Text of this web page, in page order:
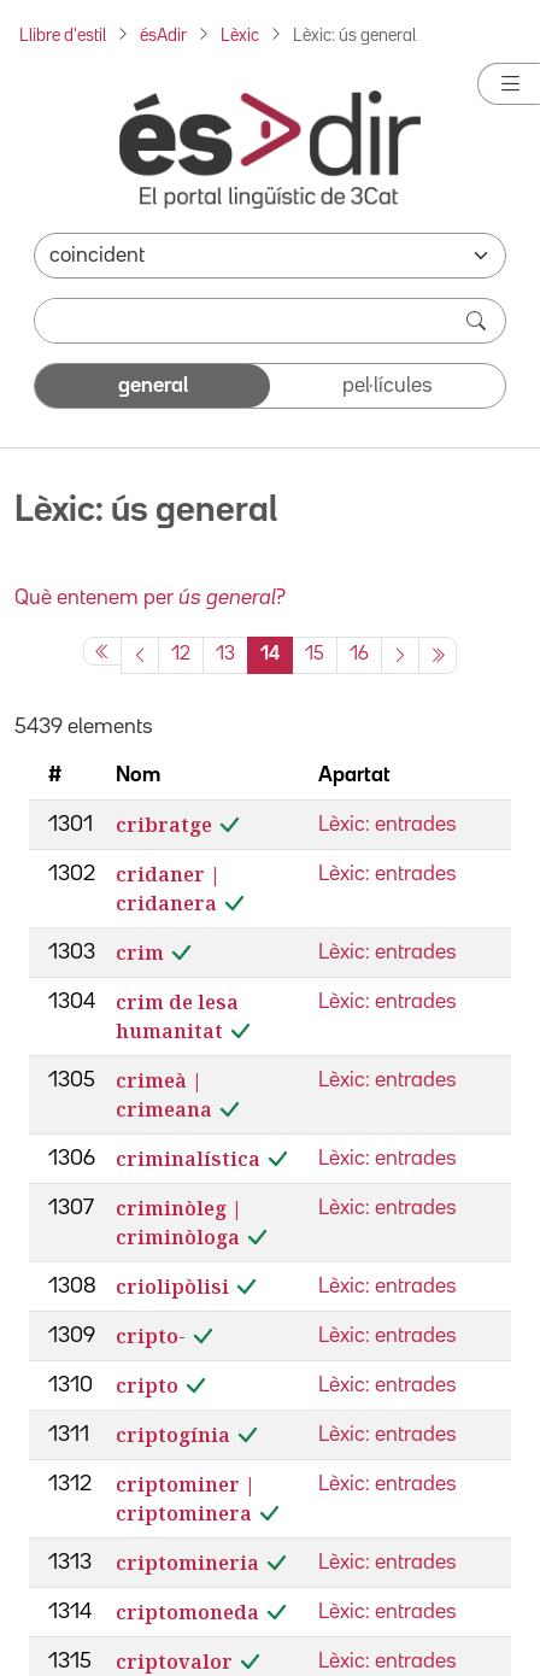
Llibre d'estil ésAdir Lèxic Lèxic: ús general
general pel·lícules
Lèxic: ús general
Què entenem per ús general?
12 13 14 15 16
5439 elements
# Nom Apartat
1301 cribratge Lèxic: entrades
1302
cridaner |
cridanera
Lèxic: entrades
1303 crim Lèxic: entrades
1304
crim de lesa
humanitat
Lèxic: entrades
1305
crimeà |
crimeana
Lèxic: entrades
1306 criminalística Lèxic: entrades
1307
criminòleg |
criminòloga
Lèxic: entrades
1308 criolipòlisi Lèxic: entrades
1309 cripto- Lèxic: entrades
1310 cripto Lèxic: entrades
1311 criptogínia Lèxic: entrades
1312
criptominer |
criptominera
Lèxic: entrades
1313 criptomineria Lèxic: entrades
1314 criptomoneda Lèxic: entrades
1315 criptovalor Lèxic: entrades